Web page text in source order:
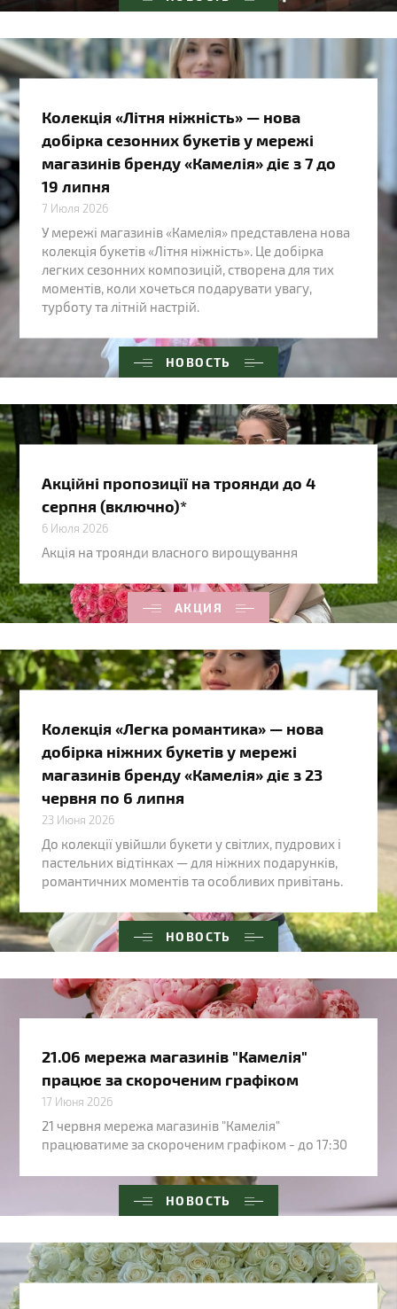
НОВОСТЬ
Колекція «Літня ніжність» — нова
добірка сезонних букетів у мережі
магазинів бренду «Камелія» діє з 7 до
19 липня
7 Июля 2026
У мережі магазинів «Камелія» представлена нова
колекція букетів «Літня ніжність». Це добірка
легких сезонних композицій, створена для тих
моментів, коли хочеться подарувати увагу,
турботу та літній настрій.
АКЦИЯ
Акційні пропозиції на троянди до 4
серпня (включно)*
6 Июля 2026
Акція на троянди власного вирощування
НОВОСТЬ
Колекція «Легка романтика» — нова
добірка ніжних букетів у мережі
магазинів бренду «Камелія» діє з 23
червня по 6 липня
23 Июня 2026
До колекції увійшли букети у світлих, пудрових і
пастельних відтінках — для ніжних подарунків,
романтичних моментів та особливих привітань.
НОВОСТЬ
21.06 мережа магазинів "Камелія"
працює за скороченим графіком
17 Июня 2026
21 червня мережа магазинів "Камелія"
працюватиме за скороченим графіком - до 17:30